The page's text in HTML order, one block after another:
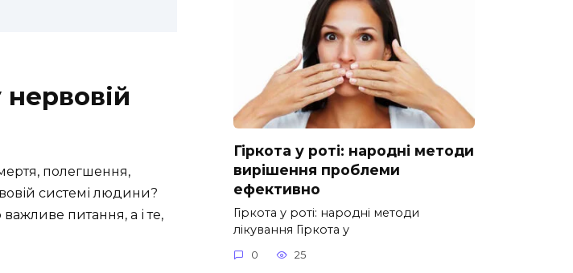
полегшення,
системі людини?
питання, а і те,
Гіркота у роті: народні методи
вирішення проблеми
ефективно
Гіркота у роті: народні методи
лікування Гіркота у
0 25